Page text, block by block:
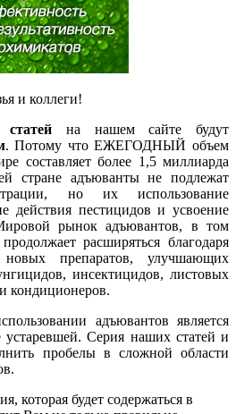
и коллеги!
статей на нашем сайте будут
. Потому что ЕЖЕГОДНЫЙ объем
составляет более 1,5 миллиарда
стране адъюванты не подлежат
но их использование
действия пестицидов и усвоение
рынок адъювантов, в том
расширяться благодаря
препаратов, улучшающих
инсектицидов, листовых
кондиционеров.
адъювантов является
Серия наших статей и
пробелы в сложной области
которая будет содержаться в